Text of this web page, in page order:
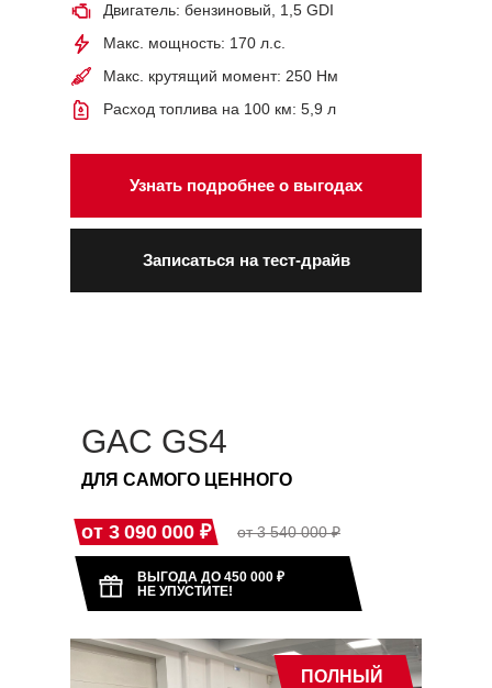
Записаться на тест-драйв
Узнать подробнее о выгодах
Расход топлива на 100 км: 5,9 л
Макс. крутящий момент: 250 Нм
Макс. мощность: 170 л.с.
Двигатель: бензиновый, 1,5 GDI
GAC GS4
ДЛЯ САМОГО ЦЕННОГО
от 3 540 000 ₽
от 3 090 000 ₽
ВЫГОДА ДО 450 000 ₽
НЕ УПУСТИТЕ!
ПОЛНЫЙ